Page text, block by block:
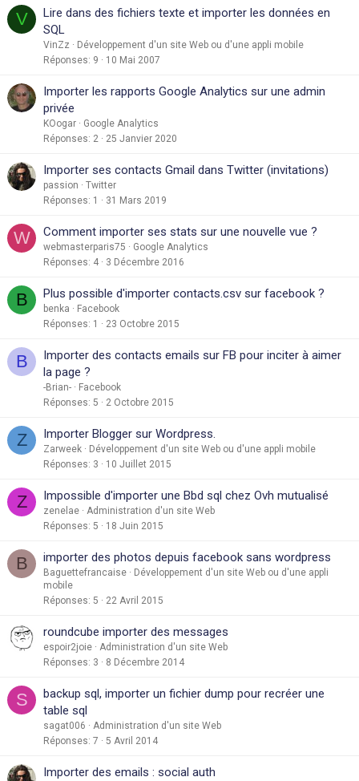
V
Lire dans des fichiers texte et importer les données en
SQL
VinZz
Développement d'un site Web ou d'une appli mobile
Réponses 9 10 Mai 2007
Importer les rapports Google Analytics sur une admin
privée
KOogar
Google Analytics
Réponses 2 25 Janvier 2020
Importer ses contacts Gmail dans Twitter (invitations)
passion
Twitter
Réponses 1 31 Mars 2019
W Comment importer ses stats sur une nouvelle vue ?
webmasterparis75
Google Analytics
Réponses 4 3 Décembre 2016
B Plus possible d'importer contacts.csv sur facebook ?
benka
Facebook
Réponses 1 23 Octobre 2015
B
Importer des contacts emails sur FB pour inciter à aimer
la page ?
-Brian-
Facebook
Réponses 5 2 Octobre 2015
Z Importer Blogger sur Wordpress.
Zarweek
Développement d'un site Web ou d'une appli mobile
Réponses 3 10 Juillet 2015
Z Impossible d'importer une Bbd sql chez Ovh mutualisé
zenelae
Administration d'un site Web
Réponses 5 18 Juin 2015
B importer des photos depuis facebook sans wordpress
Baguettefrancaise
Développement d'un site Web ou d'une appli
mobile
Réponses 5 22 Avril 2015
roundcube importer des messages
espoir2joie
Administration d'un site Web
Réponses 3 8 Décembre 2014
S
backup sql, importer un fichier dump pour recréer une
table sql
sagat006
Administration d'un site Web
Réponses 7 5 Avril 2014
Importer des emails : social auth